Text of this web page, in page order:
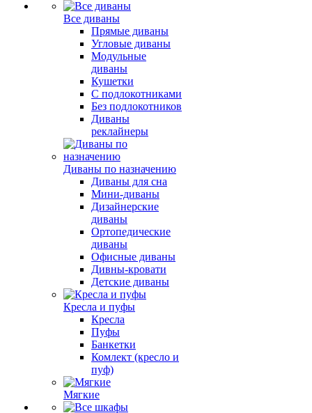
Все диваны
Прямые диваны
Угловые диваны
Модульные
диваны
Кушетки
С подлокотниками
Без подлокотников
Диваны
реклайнеры
Диваны по назначению
Диваны для сна
Мини-диваны
Дизайнерские
диваны
Ортопедические
диваны
Офисные диваны
Дивны-кровати
Детские диваны
Кресла и пуфы
Кресла
Пуфы
Банкетки
Комлект (кресло и
пуф)
Мягкие